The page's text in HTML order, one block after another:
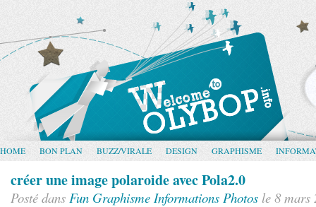
HOME BON PLAN BUZZ/VIRALE DESIGN GRAPHISME
créer une image polaroide avec Pola2.0
Posté dans Fun Graphisme Informations Photos le 8 mars